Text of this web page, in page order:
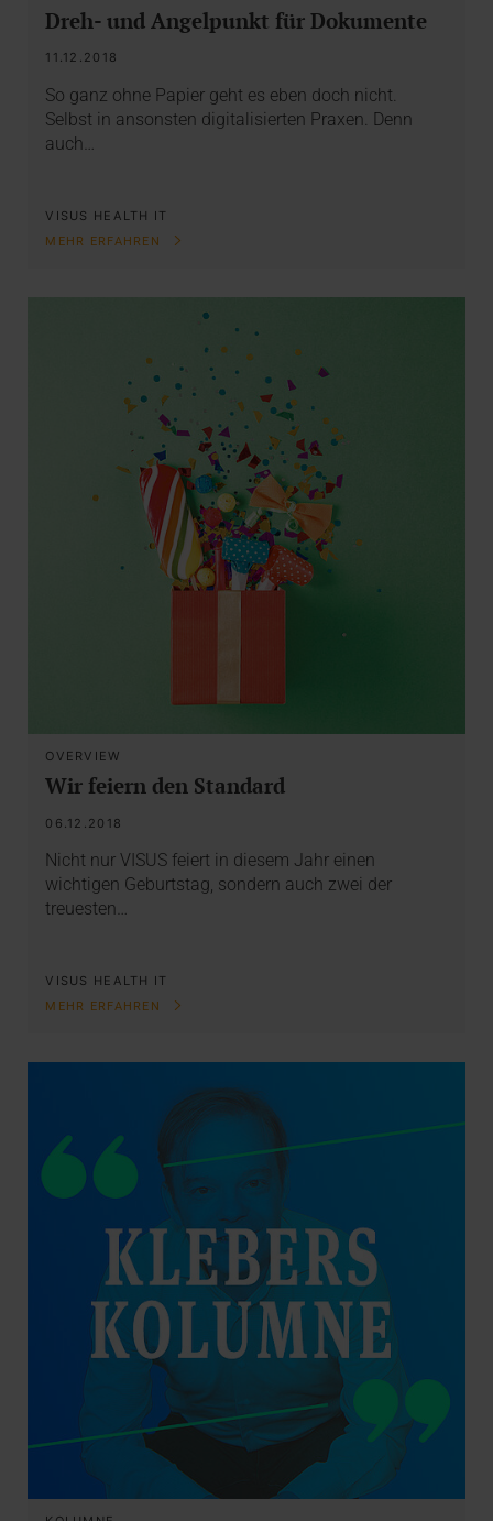
Dreh- und Angelpunkt für Dokumente
11.12.2018
So ganz ohne Papier geht es eben doch nicht.
Selbst in ansonsten digitalisierten Praxen. Denn
auch…
VISUS HEALTH IT
MEHR ERFAHREN
OVERVIEW
Wir feiern den Standard
06.12.2018
Nicht nur VISUS feiert in diesem Jahr einen
wichtigen Geburtstag, sondern auch zwei der
treuesten…
VISUS HEALTH IT
MEHR ERFAHREN